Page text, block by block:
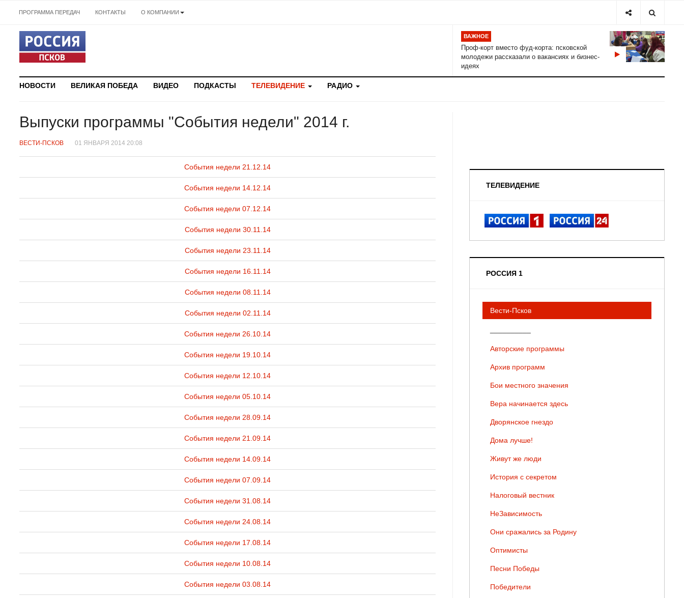
ПРОГРАММА ПЕРЕДАЧ КОНТАКТЫ О КОМПАНИИ
ВАЖНОЕ
Проф-корт вместо фуд-корта: псковской
молодежи рассказали о вакансиях и бизнес-
идеях
НОВОСТИ ВЕЛИКАЯ ПОБЕДА ВИДЕО ПОДКАСТЫ ТЕЛЕВИДЕНИЕ РАДИО
Выпуски программы "События недели" 2014 г.
ВЕСТИ-ПСКОВ 01 ЯНВАРЯ 2014 20:08
События недели 21.12.14
События недели 14.12.14
События недели 07.12.14
События недели 30.11.14
События недели 23.11.14
События недели 16.11.14
События недели 08.11.14
События недели 02.11.14
События недели 26.10.14
События недели 19.10.14
События недели 12.10.14
События недели 05.10.14
События недели 28.09.14
События недели 21.09.14
События недели 14.09.14
События недели 07.09.14
События недели 31.08.14
События недели 24.08.14
События недели 17.08.14
События недели 10.08.14
События недели 03.08.14
ТЕЛЕВИДЕНИЕ
РОССИЯ 1
Вести-Псков
Авторские программы
Архив программ
Бои местного значения
Вера начинается здесь
Дворянское гнездо
Дома лучше!
Живут же люди
История с секретом
Налоговый вестник
НеЗависимость
Они сражались за Родину
Оптимисты
Песни Победы
Победители